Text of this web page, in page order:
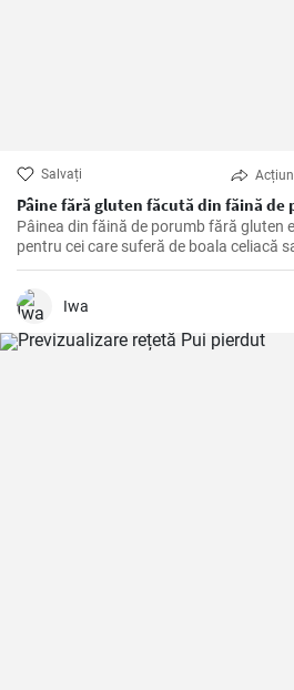
Salvați
Pâine fără gluten făcută din făină de
Pâinea din făină de porumb fără gluten
pentru cei care suferă de boala celiacă
Iwa